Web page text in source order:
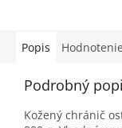
Popis Hodnotenie
Podrobný
Kožený chránič